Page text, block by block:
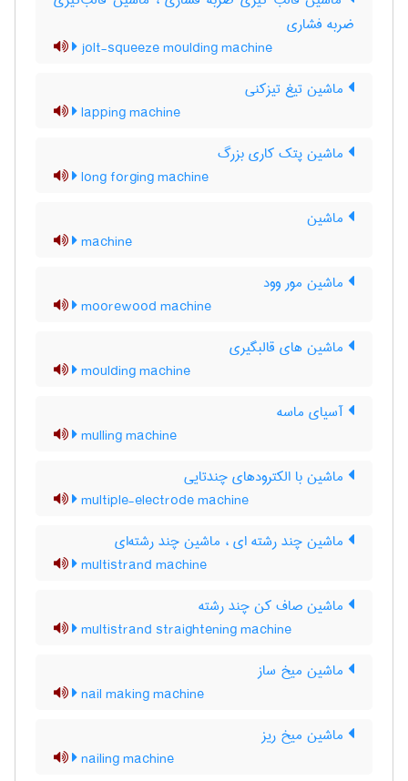
ضربه فشاری
jolt-squeeze moulding machine
ماشین تیغ تیزکنی
lapping machine
ماشین پتک کاری بزرگ
long forging machine
ماشین
machine
ماشین مور وود
moorewood machine
ماشین های قالبگیری
moulding machine
آسیای ماسه
mulling machine
ماشین با الکترودهای چندتایی
multiple-electrode machine
ماشین چند رشته ای ، ماشین چند رشته‌ای
multistrand machine
ماشین صاف کن چند رشته
multistrand straightening machine
ماشین میخ ساز
nail making machine
ماشین میخ ریز
nailing machine